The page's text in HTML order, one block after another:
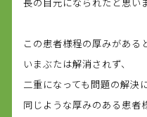
この患者様程の厚みがある
いまぶたは解消されず、
二重になっても問題の解決
同じような厚みのある患者